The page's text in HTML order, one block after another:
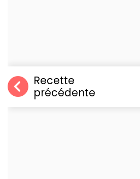
Recette
précédente